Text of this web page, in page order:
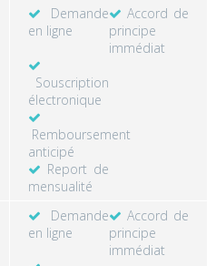
Demande
en ligne
Accord de
principe
immédiat
Souscription
électronique
Remboursement
anticipé
Report de
mensualité
Demande
en ligne
Accord de
principe
immédiat